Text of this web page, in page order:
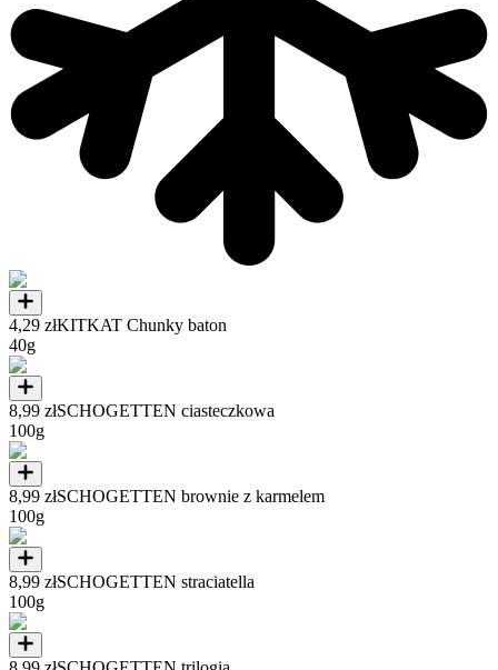
4,29 złKITKAT Chunky baton
40g
8,99 złSCHOGETTEN ciasteczkowa
100g
8,99 złSCHOGETTEN brownie z karmelem
100g
8,99 złSCHOGETTEN straciatella
100g